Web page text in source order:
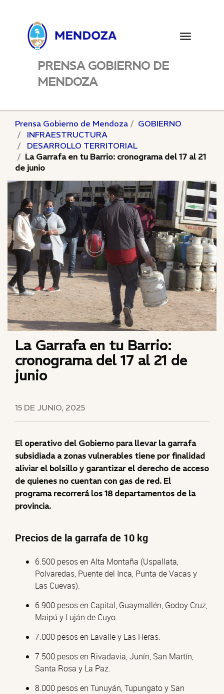
Toggle
PRENSA GOBIERNO DE
MENDOZA
Prensa Gobierno de Mendoza
GOBIERNO
INFRAESTRUCTURA
DESARROLLO TERRITORIAL
La Garrafa en tu Barrio: cronograma del 17 al 21
de junio
La Garrafa en tu Barrio:
cronograma del 17 al 21 de
junio
15 DE JUNIO, 2025
El operativo del Gobierno para llevar la garrafa
subsidiada a zonas vulnerables tiene por finalidad
aliviar el bolsillo y garantizar el derecho de acceso
de quienes no cuentan con gas de red. El
programa recorrerá los 18 departamentos de la
provincia.
Precios de la garrafa de 10 kg
6.500 pesos en Alta Montaña (Uspallata,
Polvaredas, Puente del Inca, Punta de Vacas y
Las Cuevas).
6.900 pesos en Capital, Guaymallén, Godoy Cruz,
Maipú y Luján de Cuyo.
7.000 pesos en Lavalle y Las Heras.
7.500 pesos en Rivadavia, Junín, San Martín,
Santa Rosa y La Paz.
8.000 pesos en Tunuyán, Tupungato y San